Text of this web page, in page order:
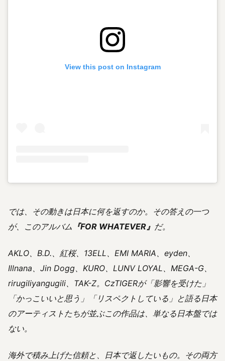
View this post on Instagram
では、その動きは日本に何を返すのか。その答えの一つ
が、このアルバム 『FOR WHATEVER』 だ。
AKLO、B.D.、紅桜、13ELL、EMI MARIA、eyden、
Illnana、Jin Dogg、KURO、LUNV LOYAL、MEGA-G、
rirugiliyangugili、TAK-Z。CzTIGERが「影響を受けた」
「かっこいいと思う」「リスペクトしている」と語る日本
のアーティストたちが並ぶこの作品は、単なる日本盤では
ない。
海外で積み上げた信頼と、日本で返したいもの。その両方